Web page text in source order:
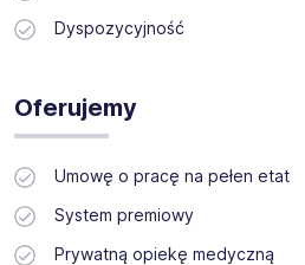
Dyspozycyjność
Oferujemy
Umowę o pracę na pełen etat
System premiowy
Prywatną opiekę medyczną